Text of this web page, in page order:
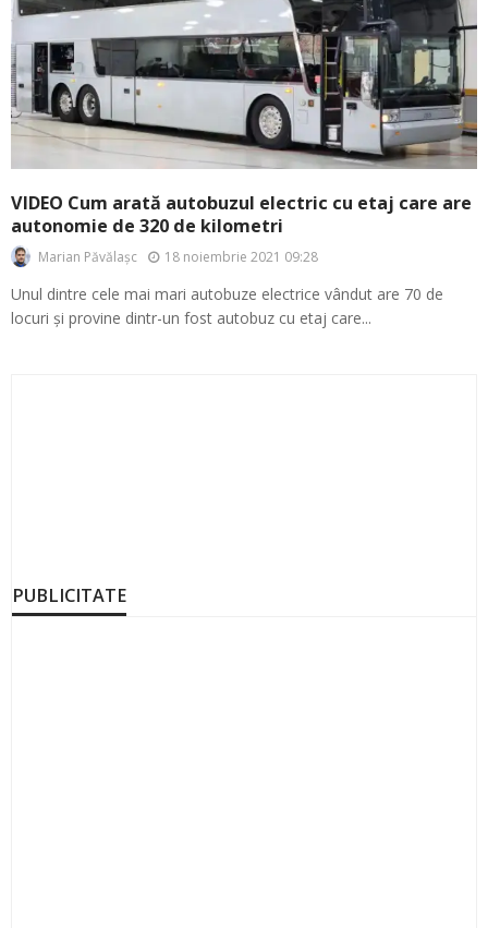
VIDEO Cum arată autobuzul electric cu etaj care are
autonomie de 320 de kilometri
Marian Păvălașc 18 noiembrie 2021 09:28
Unul dintre cele mai mari autobuze electrice vândut are 70 de
locuri și provine dintr-un fost autobuz cu etaj care...
PUBLICITATE